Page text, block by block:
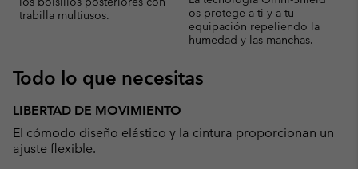
trabilla multiusos.
os protege a ti y a tu
equipación repeliendo la
humedad y las manchas.
Todo lo que necesitas
LIBERTAD DE MOVIMIENTO
El cómodo diseño elástico y la cintura proporcionan un
ajuste flexible.